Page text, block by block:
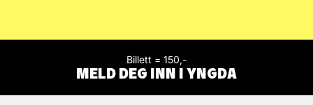
Billett = 150,-
MELD DEG INN I YNGDA